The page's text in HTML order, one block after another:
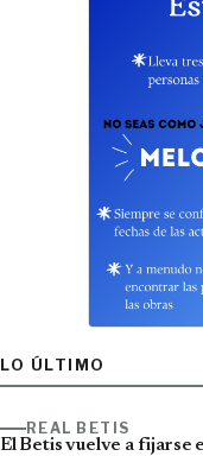
LO ÚLTIMO
REAL BETIS
El Betis vuelve a fijarse